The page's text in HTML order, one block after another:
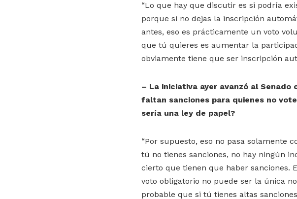
“Lo que hay que discutir es si podría
porque si no dejas la inscripción
antes, eso es prácticamente un voto
que tú quieres es aumentar la
obviamente tiene que ser inscripción
– La iniciativa ayer avanzó al
faltan sanciones para quienes no
sería una ley de papel?
“Por supuesto, eso no pasa solamente
tú no tienes sanciones, no hay ningún
cierto que tienen que haber sanciones.
voto obligatorio no puede ser la única
probable que si tú tienes altas